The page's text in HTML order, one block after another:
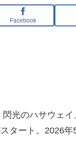
Facebook
閃光のハサウェ
タート。2026